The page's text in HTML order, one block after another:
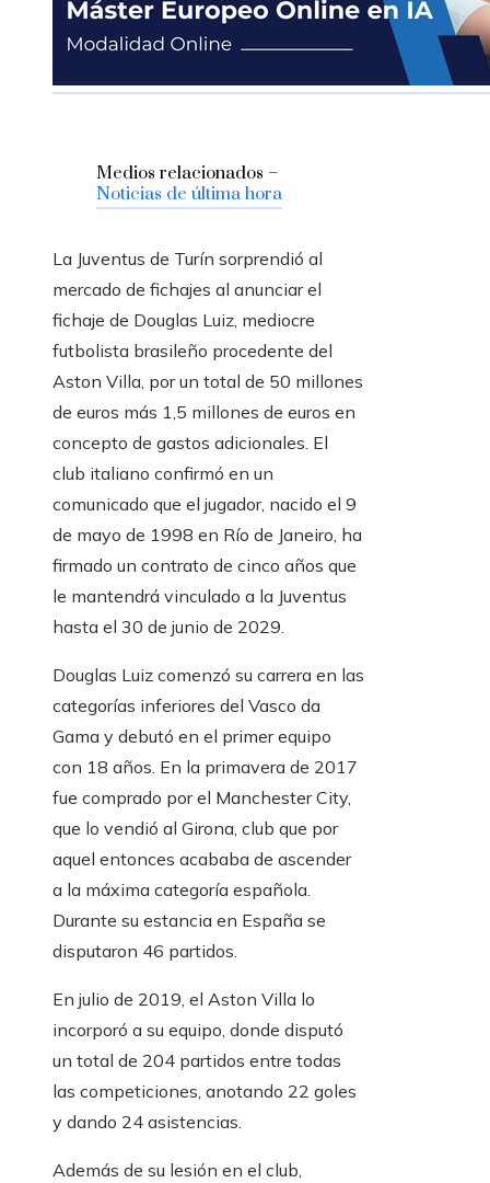
Medios relacionados –
Noticias de última hora
La Juventus de Turín sorprendió al
mercado de fichajes al anunciar el
fichaje de Douglas Luiz, mediocre
futbolista brasileño procedente del
Aston Villa, por un total de 50 millones
de euros más 1,5 millones de euros en
concepto de gastos adicionales. El
club italiano confirmó en un
comunicado que el jugador, nacido el 9
de mayo de 1998 en Río de Janeiro, ha
firmado un contrato de cinco años que
le mantendrá vinculado a la Juventus
hasta el 30 de junio de 2029.
Douglas Luiz comenzó su carrera en las
categorías inferiores del Vasco da
Gama y debutó en el primer equipo
con 18 años. En la primavera de 2017
fue comprado por el Manchester City,
que lo vendió al Girona, club que por
aquel entonces acababa de ascender
a la máxima categoría española.
Durante su estancia en España se
disputaron 46 partidos.
En julio de 2019, el Aston Villa lo
incorporó a su equipo, donde disputó
un total de 204 partidos entre todas
las competiciones, anotando 22 goles
y dando 24 asistencias.
Además de su lesión en el club,